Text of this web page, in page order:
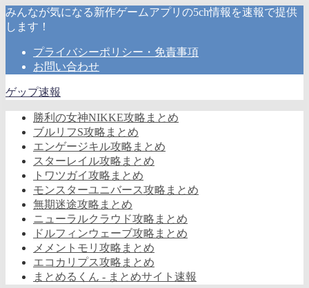
みんなが気になる新作ゲームアプリの5ch情報を速報で提供
します！
プライバシーポリシー・免責事項
お問い合わせ
ゲップ速報
勝利の女神NIKKE攻略まとめ
ブルリフS攻略まとめ
エンゲージキル攻略まとめ
スターレイル攻略まとめ
トワツガイ攻略まとめ
モンスターユニバース攻略まとめ
無期迷途攻略まとめ
ニューラルクラウド攻略まとめ
ドルフィンウェーブ攻略まとめ
メメントモリ攻略まとめ
エコカリプス攻略まとめ
まとめるくん - まとめサイト速報